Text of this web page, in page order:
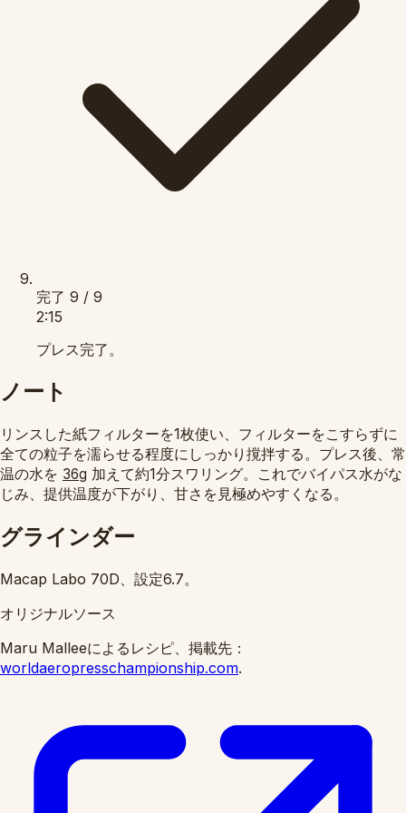
完了 9 / 9
2:15
プレス完了。
ノート
リンスした紙フィルターを1枚使い、フィルターをこすらずに
全ての粒子を濡らせる程度にしっかり撹拌する。プレス後、常
温の水を 36g 加えて約1分スワリング。これでバイパス水がな
じみ、提供温度が下がり、甘さを見極めやすくなる。
グラインダー
Macap Labo 70D、設定6.7。
オリジナルソース
Maru Malleeによるレシピ、掲載先：
worldaeropresschampionship.com.